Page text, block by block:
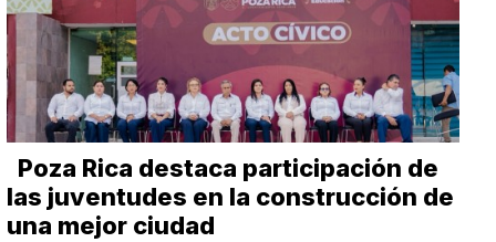
Poza Rica destaca participación de
las juventudes en la construcción de
una mejor ciudad